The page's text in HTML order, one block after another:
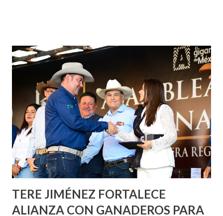
Corazón Urbano y el Municipio capital. Leo Montañez
informó que en este programa se usarán cerca de 90 mil
metros cuadrados de pintura, para dar inicio en la calle
Nieto, entre Jesús F. Elizondo y la calle 22 de Octubre, con
lo que se aplicará pintura en 66 casas. Posteriormente se
llevará este programa a Villas de Nuestra Señora de la
Asunción, Avenida Alameda y Decreto 27 de Septiembre, en
los edificios FOVISSSTE Ojo de Agua, en la comunidad
Norias de Paso Hondo y en los edificios de...
TERE JIMÉNEZ FORTALECE
ALIANZA CON GANADEROS PARA